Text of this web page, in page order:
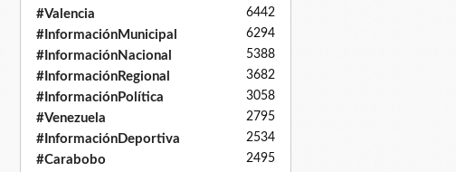
#Valencia 6442
#InformaciónMunicipal 6294
#InformaciónNacional 5388
#InformaciónRegional 3682
#InformaciónPolítica 3058
#Venezuela 2795
#InformaciónDeportiva 2534
#Carabobo 2495